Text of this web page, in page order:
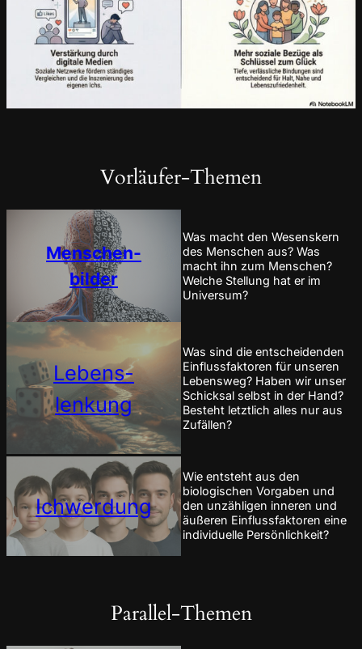
Vorläufer-Themen
Menschen-
bilder
Was macht den Wesenskern
des Menschen aus? Was
macht ihn zum Menschen?
Welche Stellung hat er im
Universum?
Lebens-
lenkung
Was sind die entscheidenden
Einflussfaktoren für unseren
Lebensweg? Haben wir unser
Schicksal selbst in der Hand?
Besteht letztlich alles nur aus
Zufällen?
Ichwerdung
Wie entsteht aus den
biologischen Vorgaben und
den unzähligen inneren und
äußeren Einflussfaktoren eine
individuelle Persönlichkeit?
Parallel-Themen